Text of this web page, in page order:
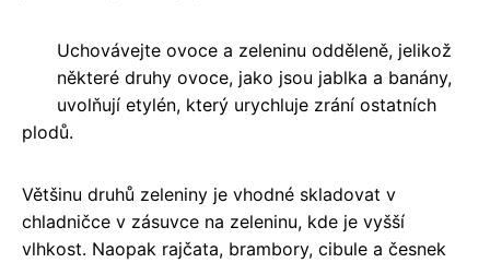
Uchovávejte ovoce a zeleninu odděleně, jelikož
některé druhy ovoce, jako jsou jablka a banány,
uvolňují etylén, který urychluje zrání ostatních
plodů.
Většinu druhů zeleniny je vhodné skladovat v
chladničce v zásuvce na zeleninu, kde je vyšší
vlhkost. Naopak rajčata, brambory, cibule a česnek